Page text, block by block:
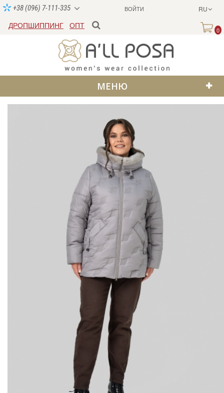
ВОЙТИ RU
+38 (096) 7-111-335
ДРОПШИППИНГ ОПТ
0
МЕНЮ